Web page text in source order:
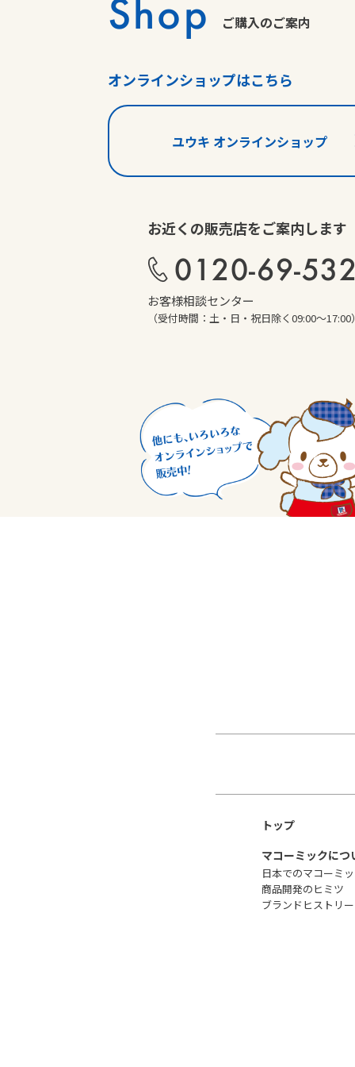
Shop ご購入のご案内
オンラインショップはこちら
ユウキ オンラインショップ
お近くの販売店をご案内します
0120-69-
お客様相談センター
（受付時間：土・日・祝日除く09:00～17:00
トップ
マコーミックにつ
日本でのマコーミ
商品開発のヒミツ
ブランドヒストリー